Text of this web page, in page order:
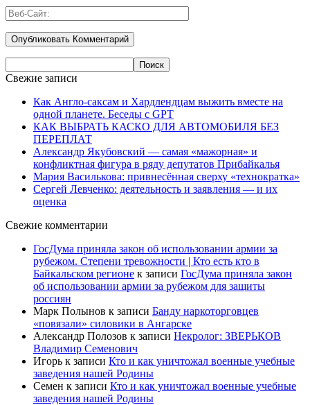
Свежие записи
Как Англо-саксам и Хардлендцам выжить вместе на
одной планете. Беседы с GPT
КАК ВЫБРАТЬ КАСКО ДЛЯ АВТОМОБИЛЯ БЕЗ
ПЕРЕПЛАТ
Александр Якубовский — самая «мажорная» и
конфликтная фигура в ряду депутатов Прибайкалья
Мария Василькова: привнесённая сверху «технократка»
Сергей Левченко: деятельность и заявления — и их
оценка
Свежие комментарии
ГосДума приняла закон об использовании армии за
рубежом. Степени тревожности | Кто есть кто в
Байкальском регионе к записи ГосДума приняла закон
об использовании армии за рубежом для защиты
россиян
Марк Полынов к записи Банду наркоторговцев
«повязали» силовики в Ангарске
Александр Полозов к записи Некролог: ЗВЕРЬКОВ
Владимир Семенович
Игорь к записи Кто и как уничтожал военные учебные
заведения нашей Родины
Семен к записи Кто и как уничтожал военные учебные
заведения нашей Родины